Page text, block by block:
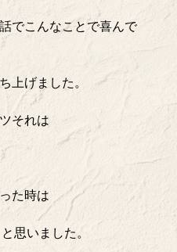
でこんなことで喜んで
上げました。
それは
た時は
思いました。